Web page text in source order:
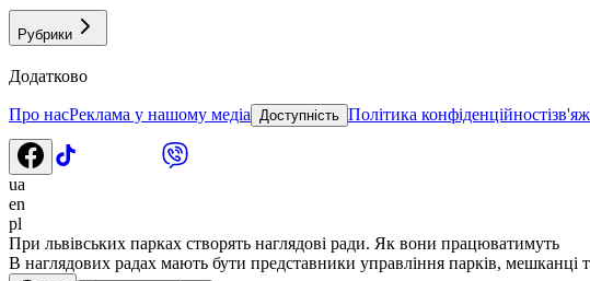
Рубрики
Додатково
Про насРеклама у нашому медіа Доступність Політика конфіденційності
ua
en
pl
При львівських парках створять наглядові ради. Як вони працюватимуть
В наглядових радах мають бути представники управління парків, мешканці